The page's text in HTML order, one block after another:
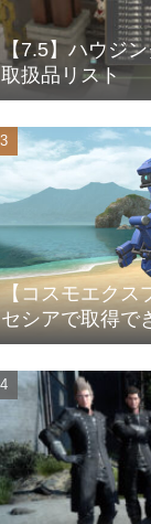
【7.5】ハウジ
取扱品リスト
【コスモエク
セシアで取得で